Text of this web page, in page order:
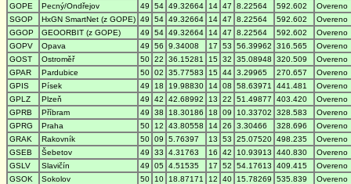
GOPE
Pecný/Ondřejov 49 54 49.32664 14 47 8.22564 592.602
Overeno
SGOP
HxGN SmartNet (z GOPE) 49 54 49.32664 14 47 8.22564 592.602
Overeno
GGOP
GEOORBIT (z GOPE) 49 54 49.32664 14 47 8.22564 592.602
Overeno
GOPV
Opava 49 56 9.34008 17 53 56.39962 316.565
Overeno
GOST
Ostroměř 50 22 36.15281 15 32 35.08948 320.509
Overeno
GPAR
Pardubice 50 02 35.77583 15 44 3.29965 270.657
Overeno
GPIS
Písek 49 18 19.98830 14 08 58.63971 441.481
Overeno
GPLZ
Plzeň 49 42 42.68992 13 22 51.49877 403.420
Overeno
GPRB
Příbram 49 38 18.30186 18 09 10.33702 328.583
Overeno
GPRG
Praha 50 12 43.80558 14 26 3.30466 328.696
Overeno
GRAK
Rakovník 50 09 5.76397 13 53 25.07520 498.235
Overeno
GSEB
Šebetov 49 33 4.31763 16 42 10.93913 440.830
Overeno
GSLV
Slavičín 49 05 4.51535 17 52 54.17613 409.415
Overeno
GSOK
Sokolov 50 10 18.87171 12 40 15.78269 535.839
Overeno